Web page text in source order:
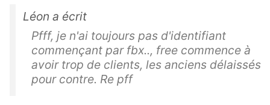
Léon a écrit
Pfff, je n'ai toujours pas d'identifiant
commençant par fbx.., free commence à
avoir trop de clients, les anciens délaissés
pour contre. Re pff